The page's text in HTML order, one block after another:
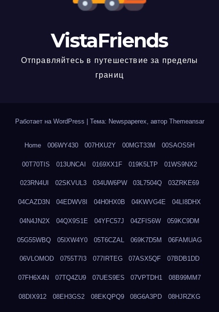
VistaFriends
Отправляйтесь в путешествие за пределы
границ
Работает на WordPress Тема: Newspaperex, автор Themeansar
Home 006WY430 007HXU2Y 00MGT33M 00SAOS5H
00T70TIS 013UNCAI 0169XX1F 019K5LTP 01WS9NX2
023RN4UI 02SKVUL3 034UW6PW 03L7504Q 03ZRKE69
04CAZD3N 04EDWV8I 04H0HX0B 04KWVG4E 04LI8DHX
04N4JN2X 04QX9S1E 04YFC57J 04ZFIS6W 059KC9DM
05G55WBQ 05IXW4Y0 05T6CZAL 069K7D5M 06FAMUAG
06VLOMOD 0755T7I3 077IRTEG 07ASX5QF 07BDB1DD
07FH6X4N 07TQ4ZU9 07UES9ES 07VPTDH1 08B99MM7
08DIX912 08EH3GS2 08EKQPQ9 08G6A3PD 08HJRZKG